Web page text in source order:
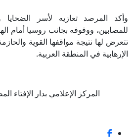
وأكد المرصد تعازيه لأسر الضحايا
للمصابين، ووقوفه بجانب روسيا أمام
تتعرض لها نتيجة مواقفها القوية
الإرهابية في المنطقة العربية.
المركز الإعلامي بدار الإفتاء المصرية ٣-